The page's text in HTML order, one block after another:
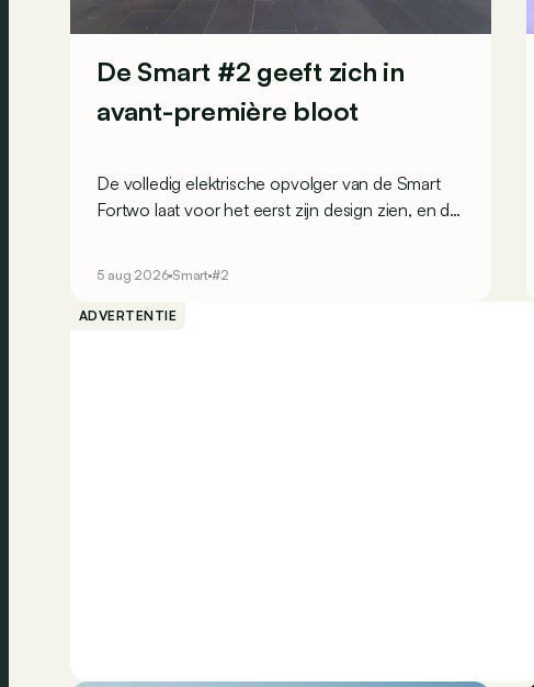
De Smart #2 geeft zich in
avant-première bloot
De volledig elektrische opvolger van de Smart
Fortwo laat voor het eerst zijn design zien, en dat
5 aug 2026 Smart #2
ADVERTENTIE